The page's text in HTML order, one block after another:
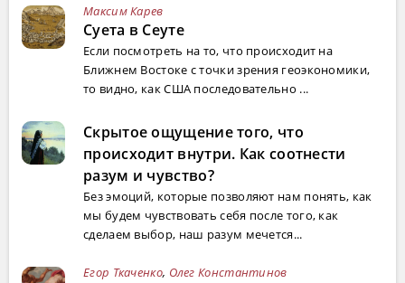
Максим Карев
Суета в Сеуте
Если посмотреть на то, что происходит на
Ближнем Востоке с точки зрения геоэкономики,
то видно, как США последовательно ...
Скрытое ощущение того, что
происходит внутри. Как соотнести
разум и чувство?
Без эмоций, которые позволяют нам понять, как
мы будем чувствовать себя после того, как
сделаем выбор, наш разум мечется...
Егор Ткаченко, Олег Константинов